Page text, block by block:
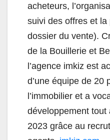
acheteurs,
suivi des offres et la
dossier du vente).
de la Bouillerie et
l’agence imkiz est
d’une équipe de 20
l’immobilier et a
développement tout
2023 grâce au